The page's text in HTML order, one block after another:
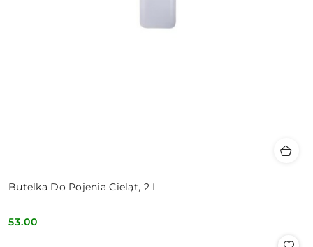
Butelka Do Pojenia Cieląt, 2 L
Cena:
53.00